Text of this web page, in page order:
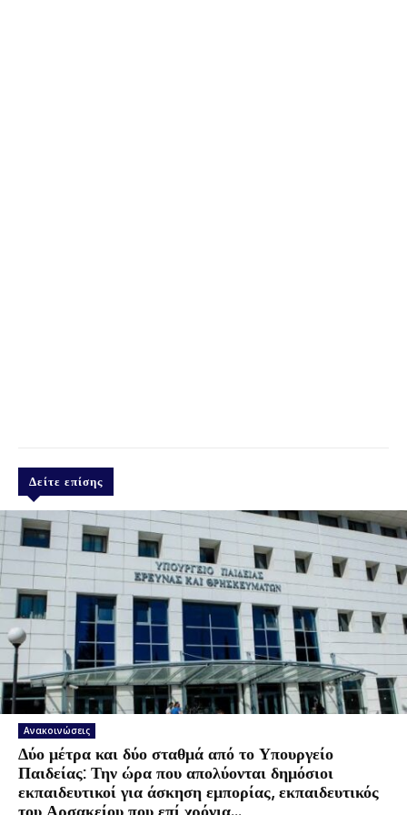
Δείτε επίσης
Ανακοινώσεις
Δύο μέτρα και δύο σταθμά από το Υπουργείο
Παιδείας: Την ώρα που απολύονται δημόσιοι
εκπαιδευτικοί για άσκηση εμπορίας, εκπαιδευτικός
του Αρσακείου που επί χρόνια...